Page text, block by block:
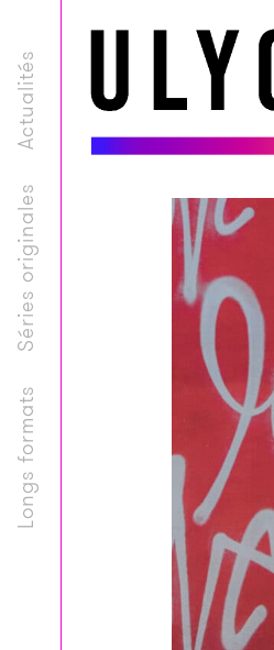
Longs formats
Séries originales
Actualités